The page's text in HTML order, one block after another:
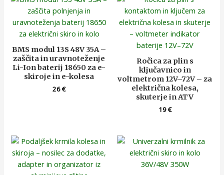
BMS modul 13S 48V 35A –
zaščita in uravnoteženje
Li-Ion baterij 18650 za e-
skiroje in e-kolesa
26€
Ročica za plin s
ključavnico in
voltmetrom 12V–72V – za
električna kolesa,
skuterje in ATV
19€